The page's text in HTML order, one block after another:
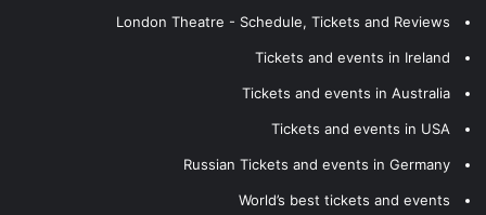
London Theatre - Schedule, Tickets and Reviews
Tickets and events in Ireland
Tickets and events in Australia
Tickets and events in USA
Russian Tickets and events in Germany
World’s best tickets and events